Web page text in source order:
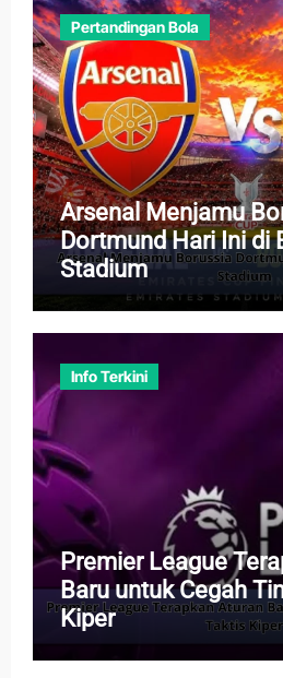
Pertandingan Bola
Arsenal Menjamu
Dortmund Hari Ini di
Stadium
Info Terkini
Premier League
Baru untuk Cegah
Kiper